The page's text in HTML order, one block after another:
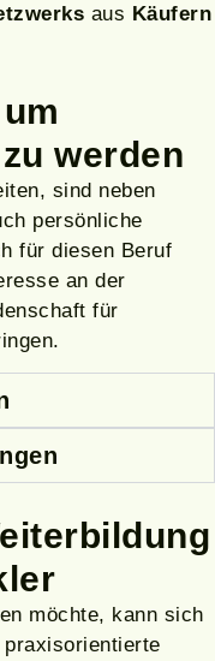
aus Käufern
werden
sind neben
persönliche
für diesen Beruf
an der
für
möchte, kann sich
praxisorientierte